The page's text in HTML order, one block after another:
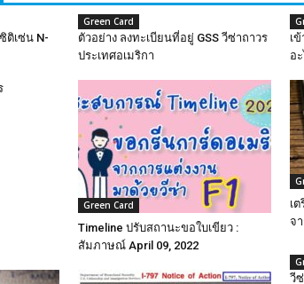
ติเซ่น N-
Green Card
ตัวอย่าง ลงทะเบียนที่อยู่ GSS วีซ่าถาวร
ประเทศอเมริกา
เ
อ
Green Card
Timeline ปรับสถานะขอใบเขียว :
สัมภาษณ์ April 09, 2022
เ
จ
วี